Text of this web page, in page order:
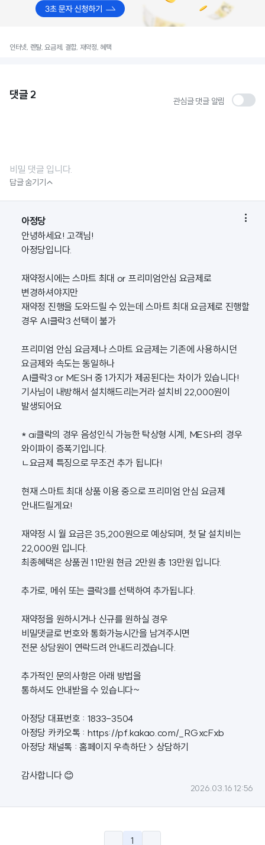
인터넷, 렌탈, 요금제, 결합, 재약정, 혜택
댓글2 관심글 댓글 알림
비밀 댓글 입니다.
답글 숨기기
아정당 
안녕하세요! 고객님!
아정당입니다.
재약정시에는 스마트 최대 or 프리미엄안심 요금제로
변경하셔야지만
재약정 진행을 도와드릴 수 있는데 스마트 최대 요금제로 진행할
경우 AI클락3 선택이 불가
프리미엄 안심 요금제나 스마트 요금제는 기존에 사용하시던
요금제와 속도는 동일하나
AI클락3 or MESH 중 1가지가 제공된다는 차이가 있습니다!
기사님이 내방해서 설치해드리는거라 설치비 22,000원이
발생되어요
* ai클락의 경우 음성인식 가능한 탁상형 시계, MESH의 경우
와이파이 증폭기입니다.
ㄴ요금제 특징으로 무조건 추가 됩니다!
현재 스마트 최대 상품 이용 중으로 프리미엄 안심 요금제
안내드릴게요!
재약정 시 월 요금은 35,200원으로 예상되며, 첫 달 설치비는
22,000원 입니다.
최종혜택은 상품권 11만원 현금 2만원 총 13만원 입니다.
추가로, 메쉬 또는 클락3를 선택하여 추가됩니다.
재약정을 원하시거나 신규를 원하실 경우
비밀댓글로 번호와 통화가능시간을 남겨주시면
전문 상담원이 연락드려 안내드리겠습니다.
추가적인 문의사항은 아래 방법을
통하셔도 안내받을 수 있습니다~
아정당 대표번호 : 1833-3504
아정당 카카오톡 : https://pf.kakao.com/_RGxcFxb
아정당 채널톡 : 홈페이지 우측하단 > 상담하기
감사합니다 😊
2026.03.16 12:56
1